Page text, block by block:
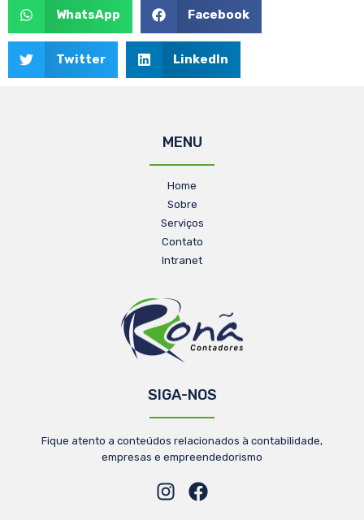
WhatsApp Facebook
Twitter LinkedIn
MENU
Home
Sobre
Serviços
Contato
Intranet
SIGA-NOS
Fique atento a conteúdos relacionados à contabilidade,
empresas e empreendedorismo